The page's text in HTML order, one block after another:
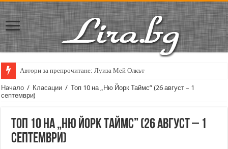
Автори за препрочитане: Луиза Мей Олкът
Начало / Класации / Топ 10 на „Ню Йорк Таймс” (26 август – 1
септември)
Топ 10 на „Ню Йорк Таймс” (26 август – 1
септември)